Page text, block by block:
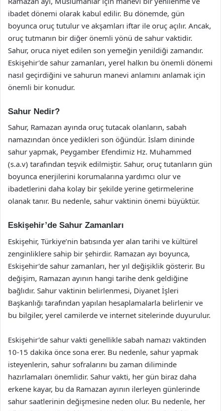
ibadet dönemi olarak kabul edilir. Bu dönemde, gün
boyunca oruç tutulur ve akşamları iftar ile oruç açılır. Ancak,
oruç tutmanın bir diğer önemli yönü de sahur vaktidir.
Sahur, oruca niyet edilen son yemeğin yenildiği zamandır.
Eskişehir’de sahur zamanları, yerel halkın bu önemli dönemi
nasıl geçirdiğini ve sahurun manevi anlamını anlamak için
önemli bir konudur.
Sahur Nedir?
Sahur, Ramazan ayında oruç tutacak olanların, sabah
namazından önce yedikleri son öğündür. İslam dininde
sahur yapmak, Peygamber Efendimiz Hz. Muhammed
(s.a.v) tarafından teşvik edilmiştir. Sahur, oruç tutanların gün
boyunca enerjilerini korumalarına yardımcı olur ve
ibadetlerini daha kolay bir şekilde yerine getirmelerine
olanak tanır. Bu nedenle, sahur vaktinin önemi büyüktür.
Eskişehir’de Sahur Zamanları
Eskişehir, Türkiye’nin batısında yer alan tarihi ve kültürel
zenginliklere sahip bir şehirdir. Ramazan ayı boyunca,
Eskişehir’de sahur zamanları, her yıl değişiklik gösterir. Bu
değişim, Ramazan ayının hangi tarihe denk geldiğine
bağlıdır. Sahur vaktinin belirlenmesi, Diyanet İşleri
Başkanlığı tarafından yapılan hesaplamalarla belirlenir ve
bu bilgiler, yerel camilerde ve internet sitelerinde duyurulur.
Eskişehir’de sahur vakti genellikle sabah namazı vaktinden
10-15 dakika önce sona erer. Bu nedenle, sahur yapmak
isteyenlerin, sahur sofralarını bu zaman diliminde
hazırlamaları önemlidir. Sahur vakti, her gün biraz daha
erkene kayar, bu da Ramazan ayının ilerleyen günlerinde
sahur saatlerinin değişmesine neden olur. Bu nedenle, her